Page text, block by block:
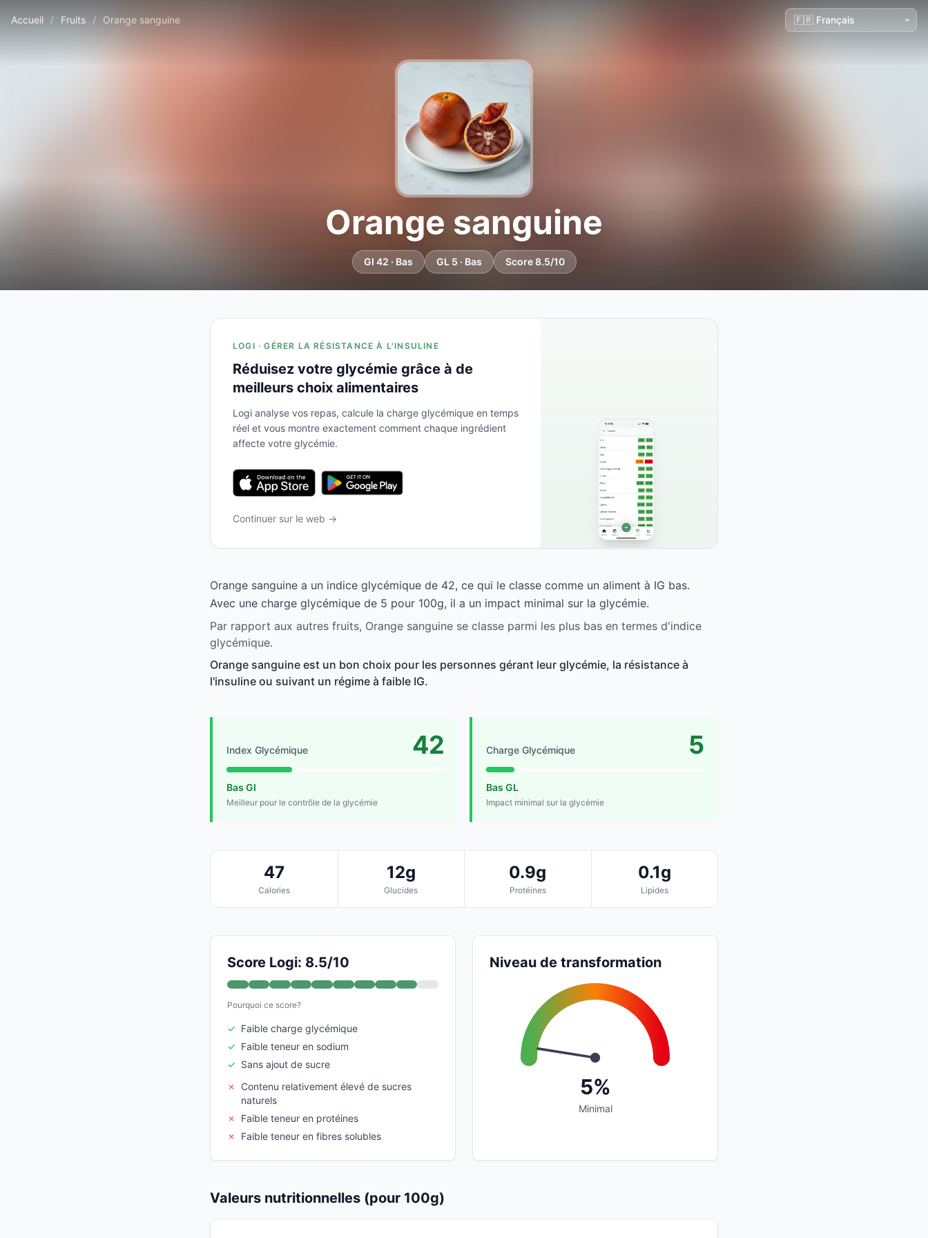
Accueil / Fruits / Orange sanguine
Orange sanguine
GI 42 · Bas GL 5 · Bas Score 8.5/10
LOGI · GÉRER LA RÉSISTANCE À L'INSULINE
Réduisez votre glycémie grâce à de
meilleurs choix alimentaires
Logi analyse vos repas, calcule la charge glycémique en temps
réel et vous montre exactement comment chaque ingrédient
affecte votre glycémie.
Continuer sur le web →
Orange sanguine a un indice glycémique de 42, ce qui le classe comme un aliment à IG bas.
Avec une charge glycémique de 5 pour 100g, il a un impact minimal sur la glycémie.
Par rapport aux autres fruits, Orange sanguine se classe parmi les plus bas en termes d'indice
glycémique.
Orange sanguine est un bon choix pour les personnes gérant leur glycémie, la résistance à
l'insuline ou suivant un régime à faible IG.
Index Glycémique 42
Bas GI
Meilleur pour le contrôle de la glycémie
Charge Glycémique 5
Bas GL
Impact minimal sur la glycémie
47
Calories
12g
Glucides
0.9g
Protéines
0.1g
Lipides
Score Logi: 8.5/10
Pourquoi ce score?
✓ Faible charge glycémique
✓ Faible teneur en sodium
✓ Sans ajout de sucre
✗
Contenu relativement élevé de sucres
naturels
✗
Faible teneur en protéines
✗
Faible teneur en fibres solubles
Niveau de transformation
5%
Minimal
Valeurs nutritionnelles (pour 100g)